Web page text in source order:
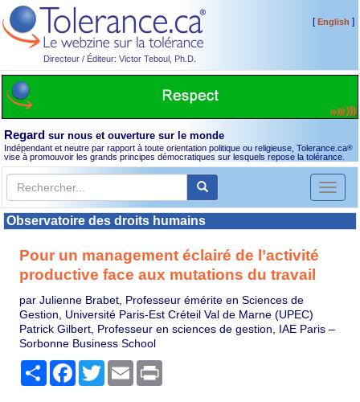
Directeur / Éditeur: Victor Teboul, Ph.D.
[English ]
Regard sur nous et ouverture sur le monde
Indépendant et neutre par rapport à toute orientation politique ou religieuse, Tolerance.ca®
vise à promouvoir les grands principes démocratiques sur lesquels repose la tolérance.
Toggle
Observatoire des droits humains
Pour un management éclairé de l’activité
productive face aux mutations du travail
par Julienne Brabet, Professeur émérite en Sciences de
Gestion, Université Paris-Est Créteil Val de Marne (UPEC)
Patrick Gilbert, Professeur en sciences de gestion, IAE Paris –
Sorbonne Business School
PartagerFacebook
TwitterEmail